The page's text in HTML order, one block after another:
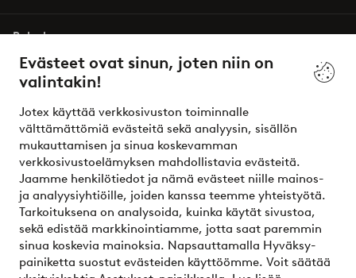
Evästeet ovat sinun, joten niin on
valintakin!
Jotex käyttää verkkosivuston toiminnalle
välttämättömiä evästeitä sekä analyysin, sisällön
mukauttamisen ja sinua koskevamman
verkkosivustoelämyksen mahdollistavia evästeitä.
Jaamme henkilötiedot ja nämä evästeet niille mainos-
ja analyysiyhtiöille, joiden kanssa teemme yhteistyötä.
Tarkoituksena on analysoida, kuinka käytät sivustoa,
sekä edistää markkinointiamme, jotta saat paremmin
sinua koskevia mainoksia. Napsauttamalla Hyväksy-
painiketta suostut evästeiden käyttöömme. Voit säätää
Palvelumme
Ehdot
Ystävät
Turvalliset maksut – maksa nyt tai erissä
Haluatko tietää lisää maksuvaihtoehdoistamme?
elpy